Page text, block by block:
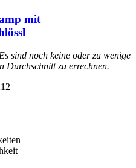
mit
Es sind noch keine oder zu wenige
Durchschnitt zu errechnen.